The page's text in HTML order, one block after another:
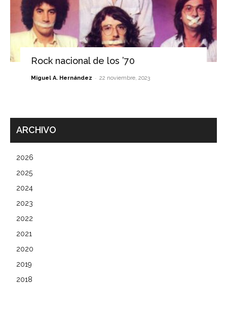
Rock nacional de los ’70
Miguel A. Hernández - 22 noviembre, 2023
ARCHIVO
2026
2025
2024
2023
2022
2021
2020
2019
2018